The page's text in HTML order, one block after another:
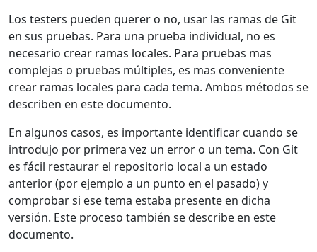
Los testers pueden querer o no, usar las ramas de Git
en sus pruebas. Para una prueba individual, no es
necesario crear ramas locales. Para pruebas mas
complejas o pruebas múltiples, es mas conveniente
crear ramas locales para cada tema. Ambos métodos se
describen en este documento.
En algunos casos, es importante identificar cuando se
introdujo por primera vez un error o un tema. Con Git
es fácil restaurar el repositorio local a un estado
anterior (por ejemplo a un punto en el pasado) y
comprobar si ese tema estaba presente en dicha
versión. Este proceso también se describe en este
documento.